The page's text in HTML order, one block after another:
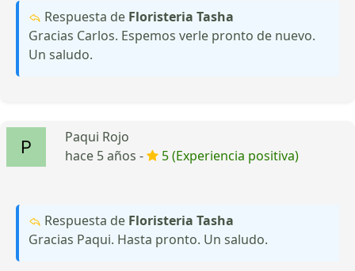
Respuesta de Floristeria Tasha
Gracias Carlos. Espemos verle pronto de nuevo.
Un saludo.
Paqui Rojo
hace 5 años -
5 (Experiencia positiva)
Respuesta de Floristeria Tasha
Gracias Paqui. Hasta pronto. Un saludo.